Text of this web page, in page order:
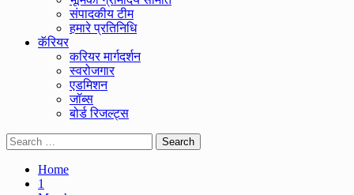
संपादकीय टीम
हमारे प्रतिनिधि
कॅरियर
करियर मार्गदर्शन
स्वरोजगार
एडमिशन
जॉब्स
बोर्ड रिजल्ट्स
Search
for:
Home
1